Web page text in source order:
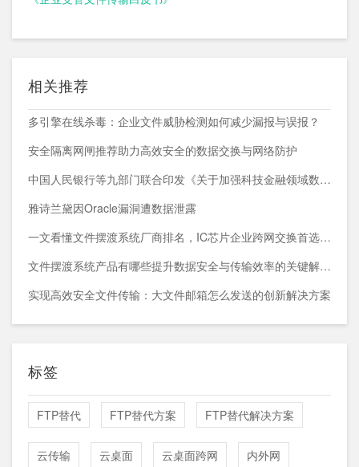
相关推荐
多引擎在线杀毒：企业文件威胁检测如何减少漏报与误报？
安全隔离网闸推荐助力高效安全的数据交换与网络防护
中国人民银行等九部门联合印发《关于加强科技金融领域数据开发利用的通知》
雅诗兰黛因Oracle漏洞遭数据泄露
一文看懂文件摆渡系统厂商排名，IC芯片企业跨网交换首选方案
文件摆渡系统产品有哪些提升数据安全与传输效率的关键解决方案
实现高效安全文件传输：大文件邮箱怎么发送的创新解决方案
标签
FTP替代 FTP替代方案 FTP替代解决方案
云传输 云桌面 云桌面跨网 内外网